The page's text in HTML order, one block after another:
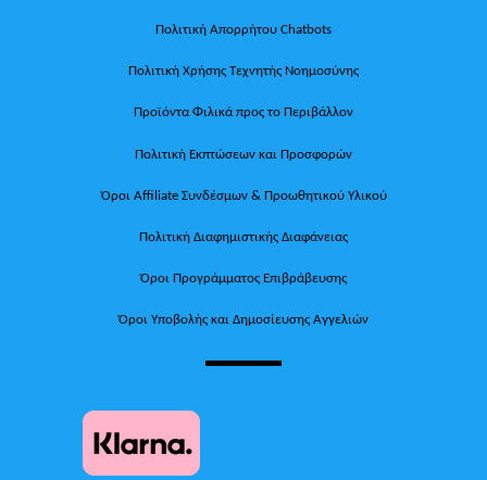
Πολιτική Απορρήτου Chatbots
Πολιτική Χρήσης Τεχνητής Νοημοσύνης
Προϊόντα Φιλικά προς το Περιβάλλον
Πολιτική Εκπτώσεων και Προσφορών
Όροι Affiliate Συνδέσμων & Προωθητικού Υλικού
Πολιτική Διαφημιστικής Διαφάνειας
Όροι Προγράμματος Επιβράβευσης
Όροι Υποβολής και Δημοσίευσης Αγγελιών